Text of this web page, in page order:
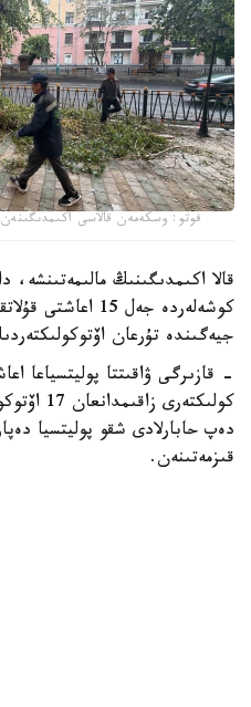
فوتو: وسكەمەن قالاسى اكىمدىگىنەن
قالا اكىمدىگىنىڭ مالىمەتىنشە،
كوشەلەردە جەل 15
جيەگىندە تۇرعان
- قازىرگى ۋاقىتتا پوليتسياعا
دەپ حابارلادى شقو پوليتسيا
قىزمەتىنەن.